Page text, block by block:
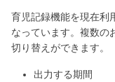
育児記録機能を現在利
なっています。複数の
切り替えができます。
出力する期間